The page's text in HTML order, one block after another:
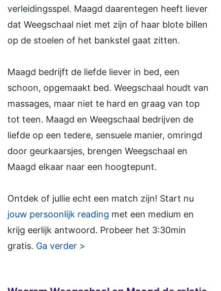
verleidingsspel. Maagd daarentegen heeft liever
dat Weegschaal niet met zijn of haar blote billen
op de stoelen of het bankstel gaat zitten.
Maagd bedrijft de liefde liever in bed, een
schoon, opgemaakt bed. Weegschaal houdt van
massages, maar niet te hard en graag van top
tot teen. Maagd en Weegschaal bedrijven de
liefde op een tedere, sensuele manier, omringd
door geurkaarsjes, brengen Weegschaal en
Maagd elkaar naar een hoogtepunt.
Ontdek of jullie echt een match zijn! Start nu
jouw persoonlijk reading met een medium en
krijg eerlijk antwoord. Probeer het 3:30min
gratis. Ga verder >